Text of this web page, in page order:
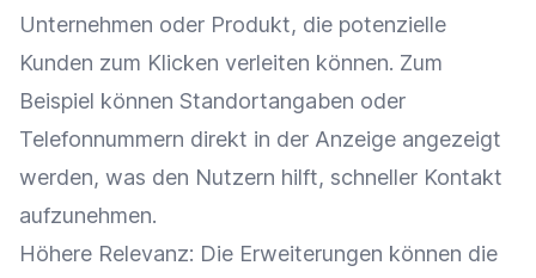
Unternehmen oder Produkt, die potenzielle
Kunden zum Klicken verleiten können. Zum
Beispiel können Standortangaben oder
Telefonnummern direkt in der Anzeige angezeigt
werden, was den Nutzern hilft, schneller Kontakt
aufzunehmen.
Höhere Relevanz: Die Erweiterungen können die